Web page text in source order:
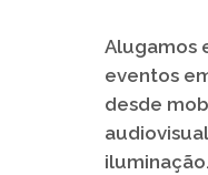
Alugamos
eventos
desde